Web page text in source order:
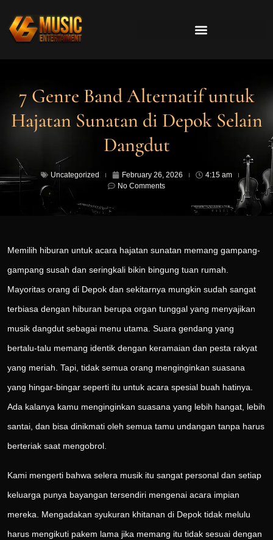
7 Genre Band Alternatif untuk
Hajatan Sunatan di Depok Selain
Dangdut
Uncategorized February 26, 2026
4:15 am
No Comments
Memilih hiburan untuk acara hajatan sunatan memang gampang-
gampang susah dan seringkali bikin bingung tuan rumah.
Mayoritas orang di Depok dan sekitarnya mungkin sudah sangat
terbiasa dengan hiburan berupa organ tunggal yang menyajikan
musik dangdut sebagai menu utama. Suara gendang yang
bertalu-talu memang identik dengan keramaian dan pesta rakyat
yang meriah. Tapi, tidak semua orang menginginkan suasana
yang hingar-bingar seperti itu untuk acara spesial buah hatinya.
Ada kalanya kamu menginginkan suasana yang lebih hangat, lebih
santai, dan bisa dinikmati oleh semua tamu undangan tanpa harus
berteriak saat mengobrol.
Kami mengerti bahwa selera musik itu sangat personal dan setiap
keluarga punya bayangan tersendiri mengenai acara impian
mereka. Mengadakan syukuran khitanan di Depok tidak melulu
harus mengikuti pakem lama jika memang itu tidak sesuai dengan